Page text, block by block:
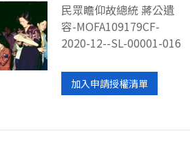
民眾瞻仰故總統 蔣公遺
容-MOFA109179CF-
2020-12--SL-00001-016
加入申請授權清單